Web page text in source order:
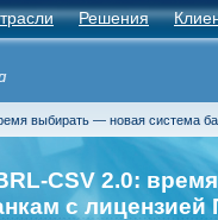
Решения
выбирать — новая система
CSV 2.0:
с